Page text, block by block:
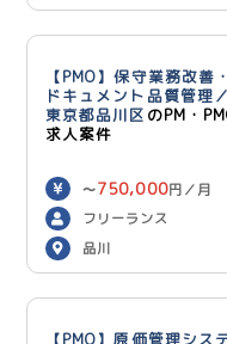
【PMO】保守業務改善・
ドキュメント品質管理／
東京都品川区 のPM・
求人案件
〜750,000円／月
フリーランス
品川
【PMO】原価管理シス